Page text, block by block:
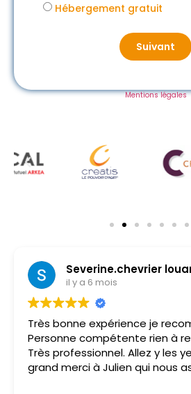
Hébergement gratuit
Suivant
Mentions légales
il y a 6 mois
Très bonne expérience je
Personne compétente rien à
Très professionnel. Allez y les
grand merci à Julien qui nous